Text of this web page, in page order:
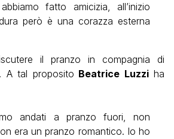
fatto amicizia, all’inizio
però è una corazza esterna
il pranzo in compagnia di
. A tal proposito Beatrice Luzziha
andati a pranzo fuori, non
era un pranzo romantico. Io ho